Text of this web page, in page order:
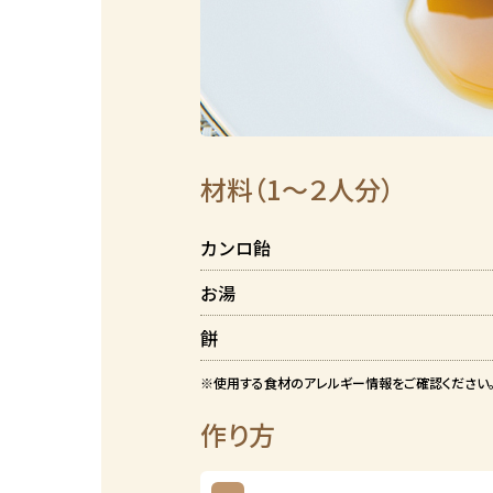
材料（1～２人分）
カンロ飴
お湯
餅
※使用する食材のアレルギー情報をご確認ください
作り方